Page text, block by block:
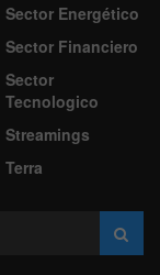
Sector Energético
Sector Financiero
Sector
Tecnologico
Streamings
Terra